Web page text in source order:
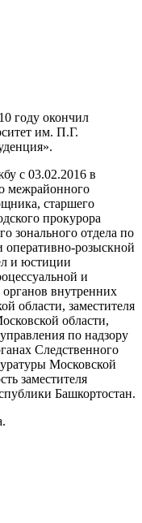
году окончил
им. П.Г.
с 03.02.2016 в
межрайонного
старшего
прокурора
зонального отдела по
оперативно-розыскной
и юстиции
и
внутренних
области, заместителя
области,
по надзору
Следственного
Московской
заместителя
Башкортостан.